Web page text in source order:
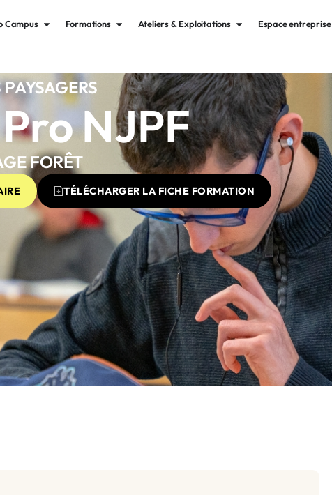
Campus Formations Ateliers & Exploitations Espace entreprise
NJPF
FORÊT
TÉLÉCHARGER LA FICHE FORMATION